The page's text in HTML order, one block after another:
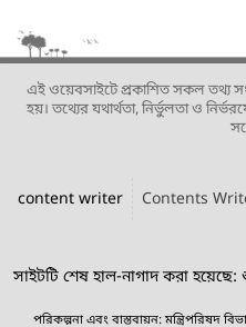
এই ওয়েবসাইটে প্রকাশিত সকল তথ্য
হয়। তথ্যের যথার্থতা, নির্ভুলতা ও
content writer Contents
সাইটটি শেষ হাল-নাগাদ করা
পরিকল্পনা এবং বাস্তবায়ন: মন্ত্রিপরিষদ